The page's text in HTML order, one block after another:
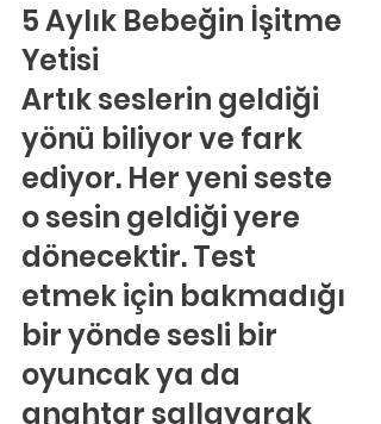
5 Aylık Bebeğin İşitme
Yetisi
Artık seslerin geldiği
yönü biliyor ve fark
ediyor. Her yeni seste
o sesin geldiği yere
dönecektir. Test
etmek için bakmadığı
bir yönde sesli bir
oyuncak ya da
anahtar sallayarak